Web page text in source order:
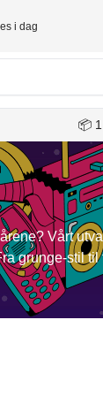
i dag
📦
Vårt
grunge-stil